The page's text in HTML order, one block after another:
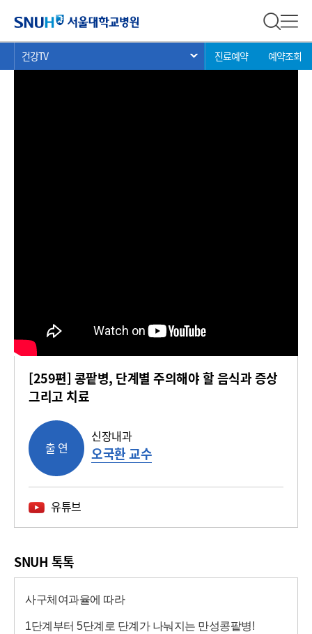
전체 검
현
재
건강TV 서브 메뉴 목록 열기
진료예약 예약조회
건강 TV
[259편] 콩팥병, 단계별 주의해야 할 음식과 증상
그리고 치료
출 연
신장내과
오국환 교수
유튜브
SNUH 톡톡
사구체여과율에 따라
1단계부터 5단계로 단계가 나눠지는 만성콩팥병!